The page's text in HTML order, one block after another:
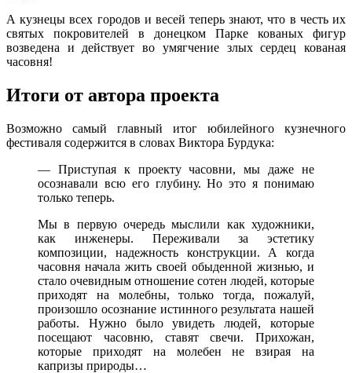
А кузнецы всех городов и весей теперь знают, что в честь их
святых покровителей в донецком Парке кованых фигур
возведена и действует во умягчение злых сердец кованая
часовня!
Итоги от автора проекта
Возможно самый главный итог юбилейного кузнечного
фестиваля содержится в словах Виктора Бурдука:
— Приступая к проекту часовни, мы даже не
осознавали всю его глубину. Но это я понимаю
только теперь.
Мы в первую очередь мыслили как художники,
как инженеры. Переживали за эстетику
композиции, надежность конструкции. А когда
часовня начала жить своей обыденной жизнью, и
стало очевидным отношение сотен людей, которые
приходят на молебны, только тогда, пожалуй,
произошло осознание истинного результата нашей
работы. Нужно было увидеть людей, которые
посещают часовню, ставят свечи. Прихожан,
которые приходят на молебен не взирая на
капризы природы…